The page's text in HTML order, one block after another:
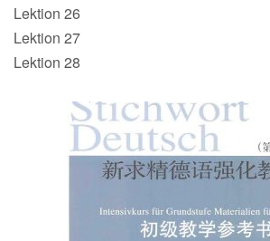
Lektion 26
Lektion 27
Lektion 28